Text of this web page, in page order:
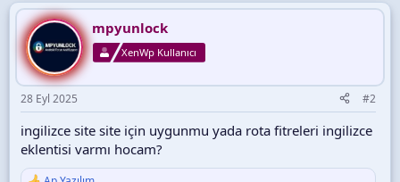
k
i
l
e
r
:
mpyunlock
XenWp Kullanıcı
28 Eyl 2025 #2
ingilizce site site için uygunmu yada rota fitreleri ingilizce
eklentisi varmı hocam?